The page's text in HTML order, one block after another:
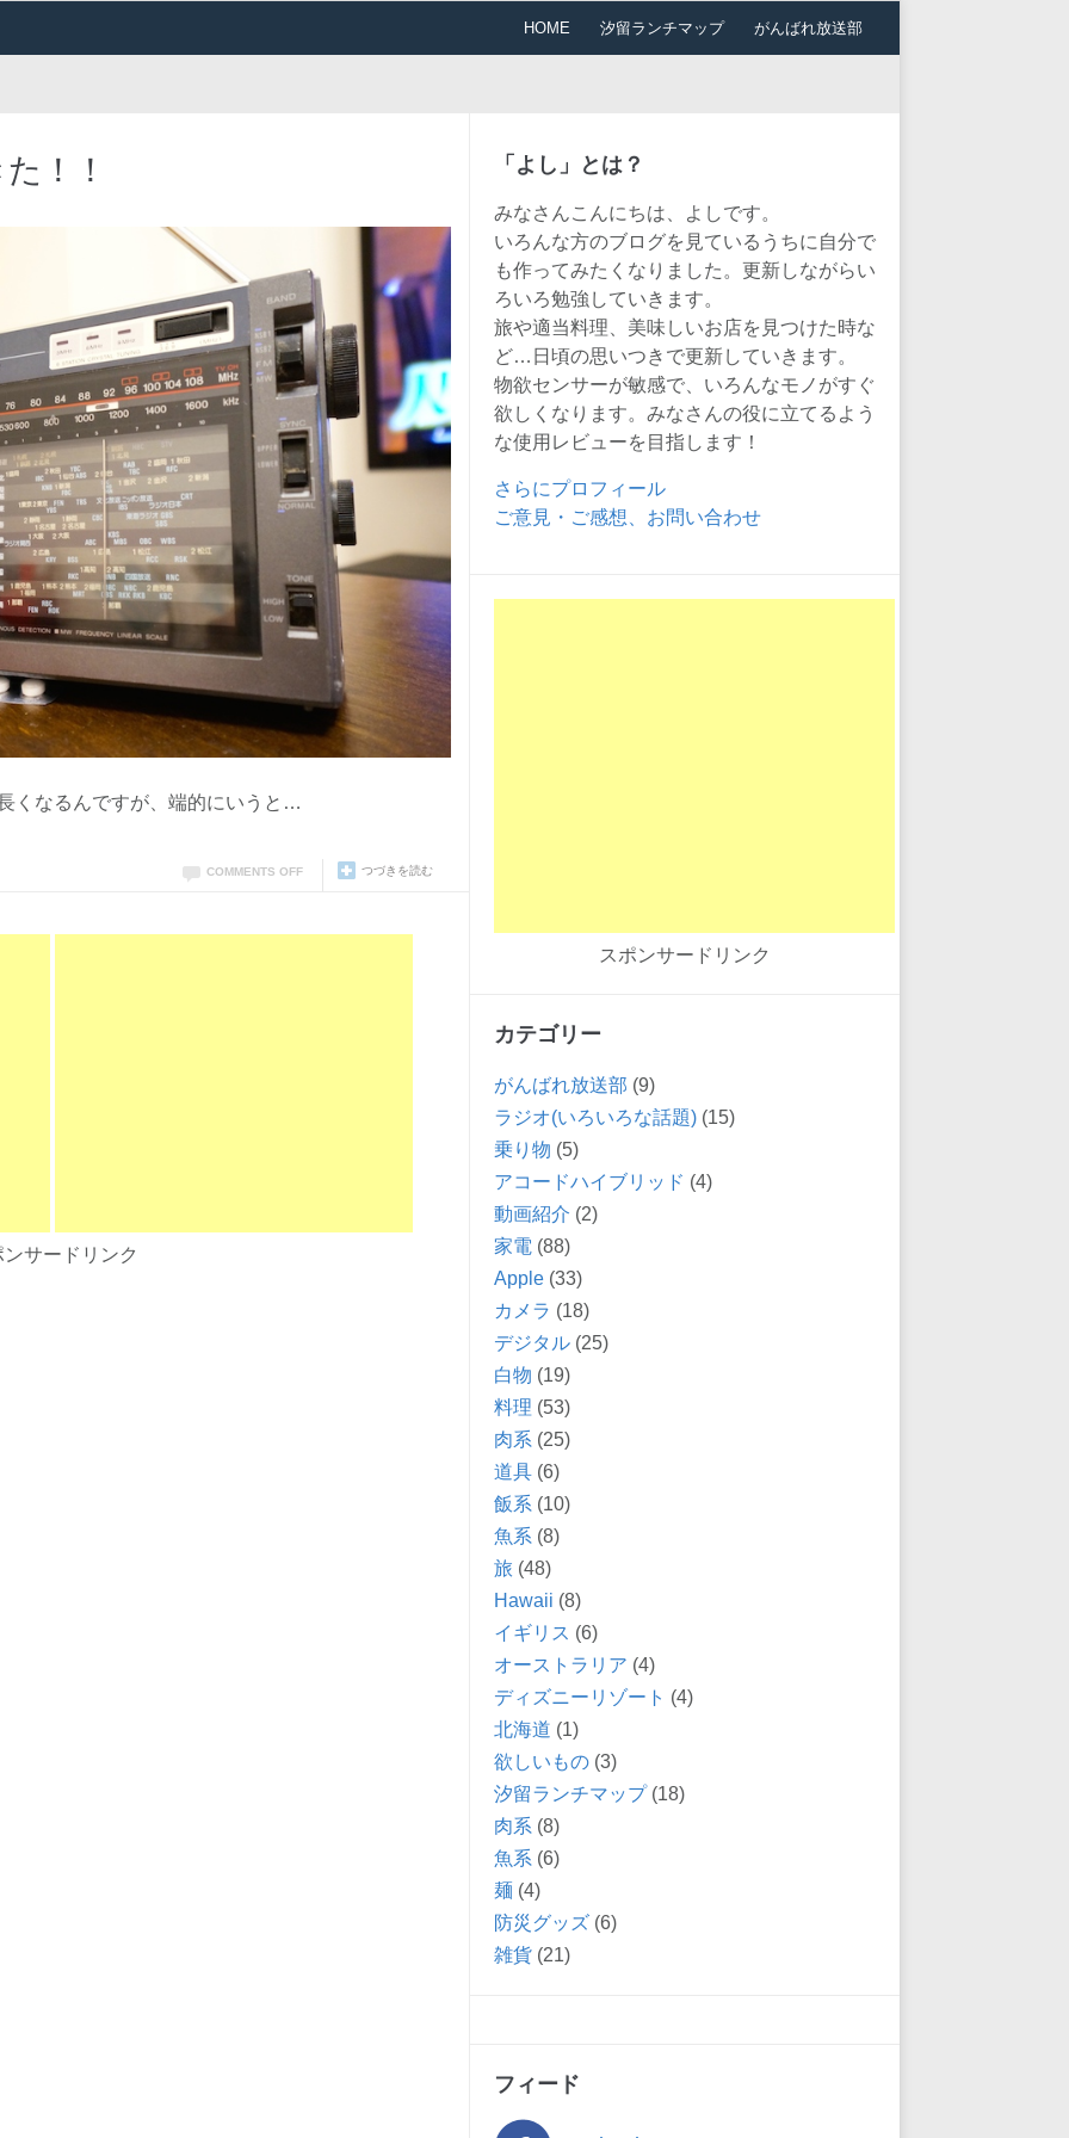
HOME 汐留ランチマップ がんばれ放送部
！！
くなるんですが、端的にいうと…
つづきを読む
COMMENTS OFF
サードリンク
「よし」とは？
みなさんこんにちは、よしです。
いろんな方のブログを見ているうちに自分で
も作ってみたくなりました。更新しながらい
ろいろ勉強していきます。
旅や適当料理、美味しいお店を見つけた時な
ど…日頃の思いつきで更新していきます。
物欲センサーが敏感で、いろんなモノがすぐ
欲しくなります。みなさんの役に立てるよう
な使用レビューを目指します！
さらにプロフィール
ご意見・ご感想、お問い合わせ
スポンサードリンク
カテゴリー
がんばれ放送部 (9)
ラジオ(いろいろな話題) (15)
乗り物 (5)
アコードハイブリッド (4)
動画紹介 (2)
家電 (88)
Apple (33)
カメラ (18)
デジタル (25)
白物 (19)
料理 (53)
肉系 (25)
道具 (6)
飯系 (10)
魚系 (8)
旅 (48)
Hawaii (8)
イギリス (6)
オーストラリア (4)
ディズニーリゾート (4)
北海道 (1)
欲しいもの (3)
汐留ランチマップ(18)
肉系 (8)
魚系 (6)
麺 (4)
防災グッズ (6)
雑貨 (21)
フィード